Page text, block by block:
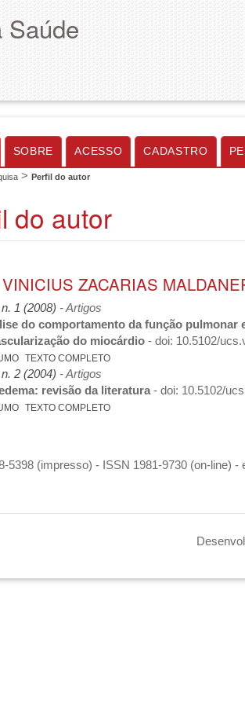
Saúde
SOBRE ACESSO CADASTRO
> Perfil do autor
do autor
ZACARIAS
1 (2008) - Artigos
do comportamento da função
do miocárdio - doi: 10.5102/
TEXTO COMPLETO
2 (2004) - Artigos
revisão da literatura- doi: 10.5102/
TEXTO COMPLETO
5398 (impresso) - ISSN 1981-9730 (on-line)